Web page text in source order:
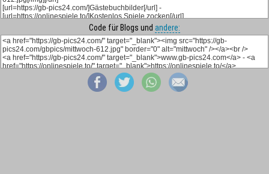
Code für Blogs und andere: